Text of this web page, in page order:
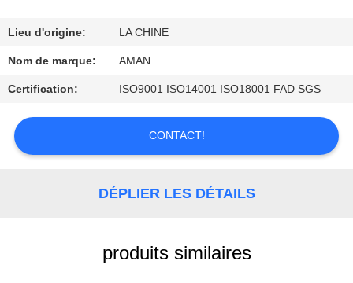
DE
NOUS
VISITE
DE
L'USINE
Lieu d'origine: LA CHINE
Nom de marque: AMAN
Certification: ISO9001 ISO14001 ISO18001 FAD SGS
CONTACT!
DÉPLIER LES DÉTAILS
produits similaires